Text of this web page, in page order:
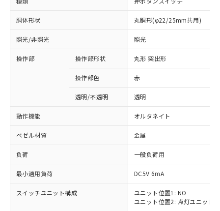
胴体形状 丸胴形(φ22/25mm共用)
照光/非照光 照光
操作部 操作部形状 丸形 突出形
操作部色 赤
透明/不透明 透明
動作機能 オルタネイト
ベゼル材質 金属
負荷 一般負荷用
最小適用負荷 DC5V 6mA
スイッチユニット構成
ユニット位置1: NO
ユニット位置2: 点灯ユニット